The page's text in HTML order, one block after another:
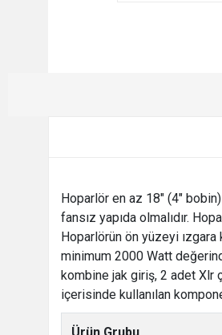
Hoparlör en az 18" (4"
fansız yapıda olmalıdır.
Hoparlörün ön yüzeyi
minimum 2000 Watt
kombine jak giriş, 2 adet Xlr
içerisinde kullanılan